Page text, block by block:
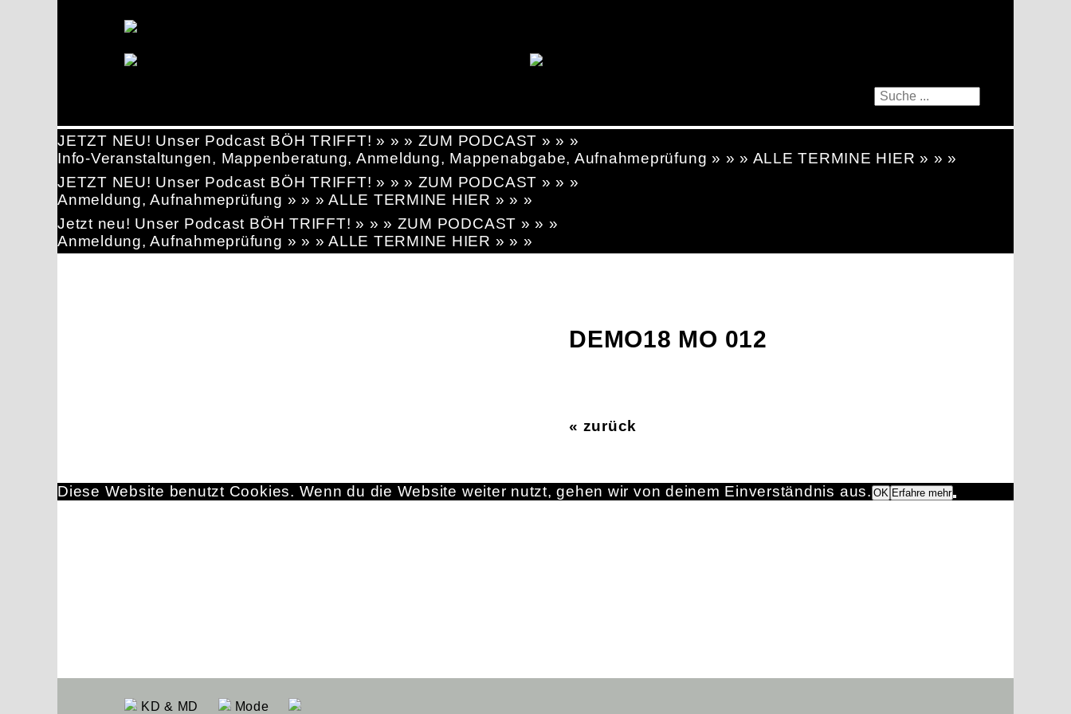
JETZT NEU! Unser Podcast BÖH TRIFFT! » » » ZUM PODCAST » » »
Info-Veranstaltungen, Mappenberatung, Anmeldung, Mappenabgabe, Aufnahmeprüfung » » » ALLE TERMINE HIER » » »
JETZT NEU! Unser Podcast BÖH TRIFFT! » » » ZUM PODCAST » » »
Anmeldung, Aufnahmeprüfung » » » ALLE TERMINE HIER » » »
Jetzt neu! Unser Podcast BÖH TRIFFT! » » » ZUM PODCAST » » »
Anmeldung, Aufnahmeprüfung » » » ALLE TERMINE HIER » » »
DEMO18 MO 012
« zurück
KD & MD Mode
Diese Website benutzt Cookies. Wenn du die Website weiter nutzt, gehen wir von deinem Einverständnis aus. OK Erfahre mehr